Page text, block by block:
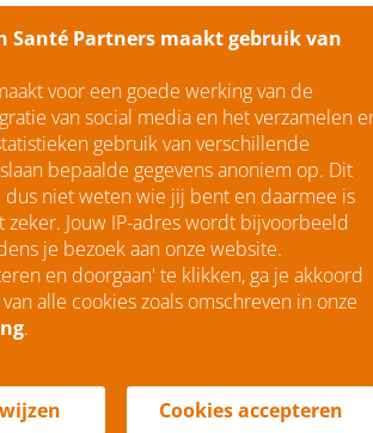
Santé Partners maakt gebruik van
voor een goede werking van de
van social media en het verzamelen
gebruik van verschillende
bepaalde gegevens anoniem op. Dit
niet weten wie jij bent en daarmee is
Jouw IP-adres wordt bijvoorbeeld
je bezoek aan onze website.
en doorgaan' te klikken, ga je akkoord
alle cookies zoals omschreven in onze
.
Cookies accepteren
Menumenu